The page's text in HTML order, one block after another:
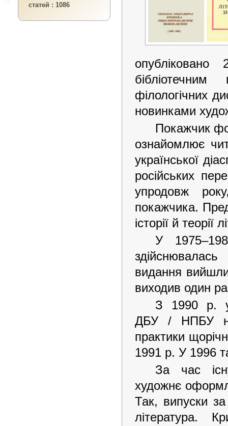
статей : 1086
бібліотечним
філологічних
новинками
Покажчик
ознайомлює
української
російських
упродовж
покажчика.
історії й
У
видання
виходив один
З 1990 р.
ДБУ / НПБУ на
практики
1991 р. У 1996
За час
художнє
Так, випуски
література.